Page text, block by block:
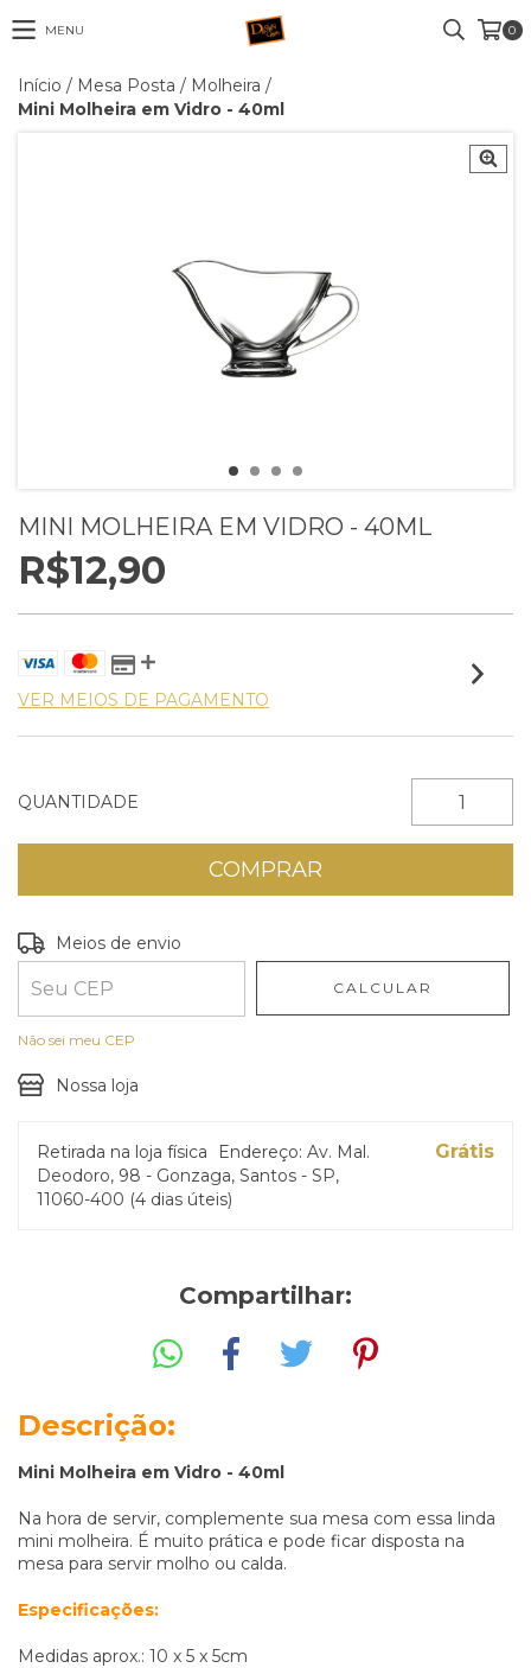
MENU 0
Início / Mesa Posta / Molheira /
Mini Molheira em Vidro - 40ml
MINI MOLHEIRA EM VIDRO - 40ML
R$12,90
VER MEIOS DE PAGAMENTO
QUANTIDADE
Entregas para o CEP:
Meios de envio
CALCULAR
Não sei meu CEP
Nossa loja
Retirada na loja física
Endereço: Av. Mal.
Deodoro, 98 - Gonzaga, Santos - SP,
11060-400 (4 dias úteis)
Grátis
Compartilhar:
Descrição:
Mini Molheira em Vidro - 40ml
Na hora de servir, complemente sua mesa com essa linda
mini molheira. É muito prática e pode ficar disposta na
mesa para servir molho ou calda.
Especificações:
Medidas aprox.: 10 x 5 x 5cm